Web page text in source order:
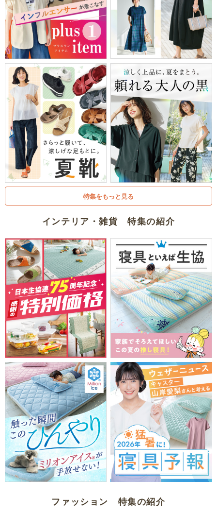
特集をもっと見る
インテリア・雑貨 特集の紹介
ファッション 特集の紹介